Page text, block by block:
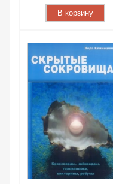
В корзину